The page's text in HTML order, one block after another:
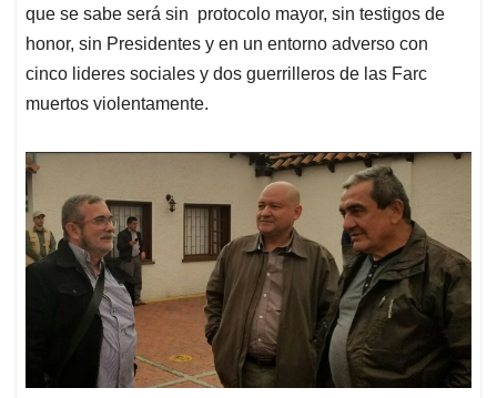
que se sabe será sin protocolo mayor, sin testigos de
honor, sin Presidentes y en un entorno adverso con
cinco lideres sociales y dos guerrilleros de las Farc
muertos violentamente.